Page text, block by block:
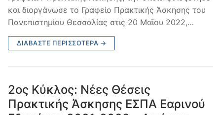
και διοργάνωσε το Γραφείο Πρακτικής Άσκησης του
Πανεπιστημίου Θεσσαλίας στις 20 Μαΐου 2022,…
ΔΙΑΒΆΣΤΕ ΠΕΡΙΣΣΌΤΕΡΑ →
2ος Κύκλος: Νέες Θέσεις
Πρακτικής Άσκησης ΕΣΠΑ Εαρινού